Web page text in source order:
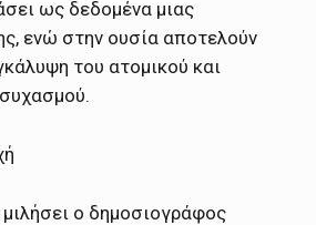
ως δεδομένα μιας
ενώ στην ουσία αποτελούν
του ατομικού και
μιλήσει ο δημοσιογράφος